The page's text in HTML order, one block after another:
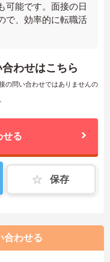
可能です。面接の日
で、効率的に転職活
わせはこちら
の問い合わせではありませんの
せる
保存
合わせる